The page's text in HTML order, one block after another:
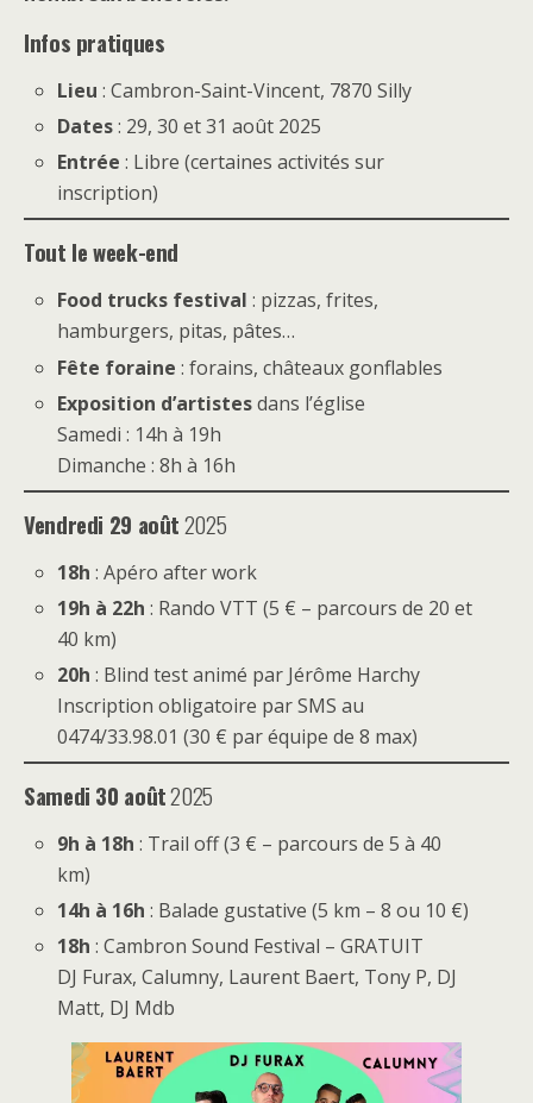
Infos pratiques
Lieu : Cambron-Saint-Vincent, 7870 Silly
Dates: 29, 30 et 31 août 2025
Entrée : Libre (certaines activités sur
inscription)
Tout le week-end
Food trucks festival : pizzas, frites,
hamburgers, pitas, pâtes…
Fête foraine : forains, châteaux gonflables
Exposition d’artistesdans l’église
Samedi : 14h à 19h
Dimanche : 8h à 16h
Vendredi 29 août2025
18h : Apéro after work
19h à 22h : Rando VTT (5 € – parcours de 20 et
40 km)
20h : Blind test animé par Jérôme Harchy
Inscription obligatoire par SMS au
0474/33.98.01 (30 € par équipe de 8 max)
Samedi 30 août2025
9h à 18h : Trail off (3 € – parcours de 5 à 40
km)
14h à 16h : Balade gustative (5 km – 8 ou 10 €)
18h : Cambron Sound Festival – GRATUIT
DJ Furax, Calumny, Laurent Baert, Tony P, DJ
Matt, DJ Mdb